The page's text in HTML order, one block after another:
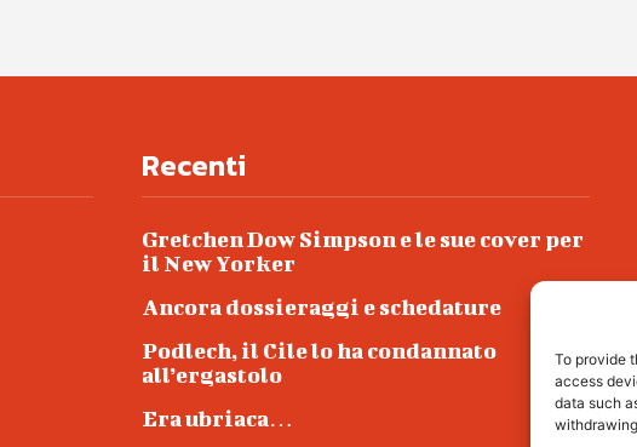
To provide
access
data such
Recenti
Gretchen Dow Simpson e le sue cover per
il New Yorker
Ancora dossieraggi e schedature
Podlech, il Cile lo ha condannato
all’ergastolo
Era ubriaca…